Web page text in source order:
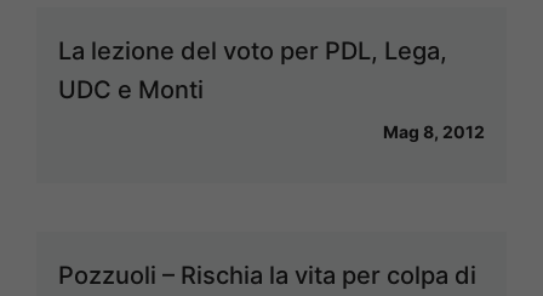
La lezione del voto per PDL, Lega,
UDC e Monti
Mag 8, 2012
Pozzuoli – Rischia la vita per colpa di